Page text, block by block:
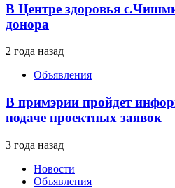
В Центре здоровья
донора
2 года назад
Объявления
В примэрии пройдет
подаче проектных заявок
3 года назад
Новости
Объявления